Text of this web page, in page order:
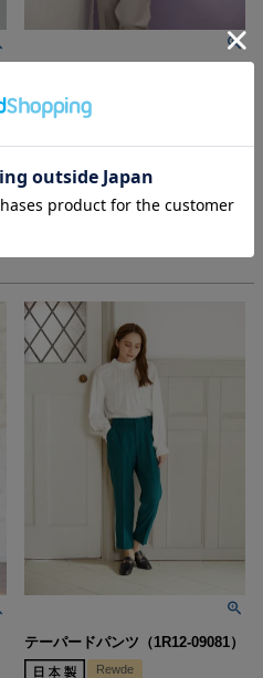
Rewde
価格 ¥8,910税込
入荷リクエスト受付中
テーパードパンツ（1R12-09081）
Rewde